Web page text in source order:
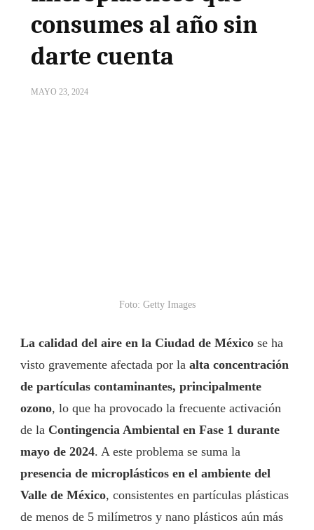
consumes al año sin
darte cuenta
MAYO 23, 2024
Foto: Getty Images
La calidad del aire en la Ciudad de México se ha
visto gravemente afectada por la alta concentración
de partículas contaminantes, principalmente
ozono, lo que ha provocado la frecuente activación
de la Contingencia Ambiental en Fase 1 durante
mayo de 2024. A este problema se suma la
presencia de microplásticos en el ambiente del
Valle de México, consistentes en partículas plásticas
de menos de 5 milímetros y nano plásticos aún más